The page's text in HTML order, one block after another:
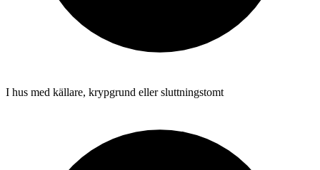
I hus med källare, krypgrund eller sluttningstomt